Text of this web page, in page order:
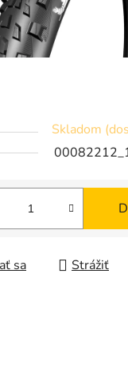
Skladom
sa Strážiť